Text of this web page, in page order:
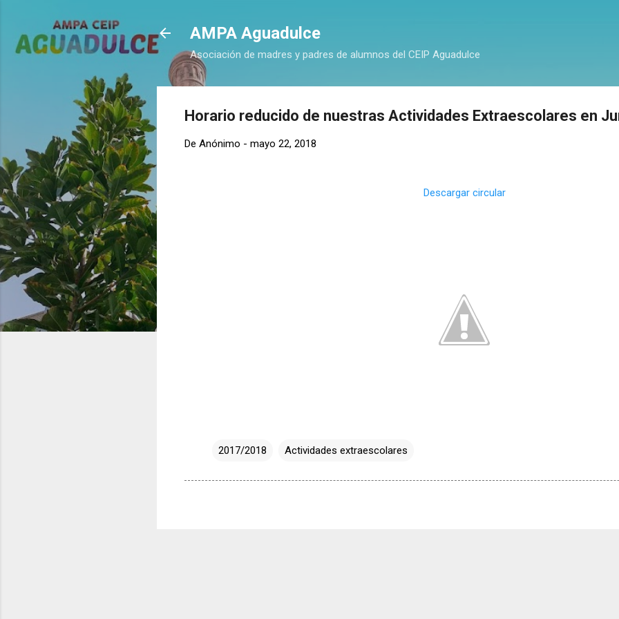
AMPA Aguadulce
Asociación de madres y padres de alumnos del CEIP Aguadulce
Horario reducido de nuestras Actividades Extraescolares en
De Anónimo - mayo 22, 2018
Descargar circular
2017/2018 Actividades extraescolares